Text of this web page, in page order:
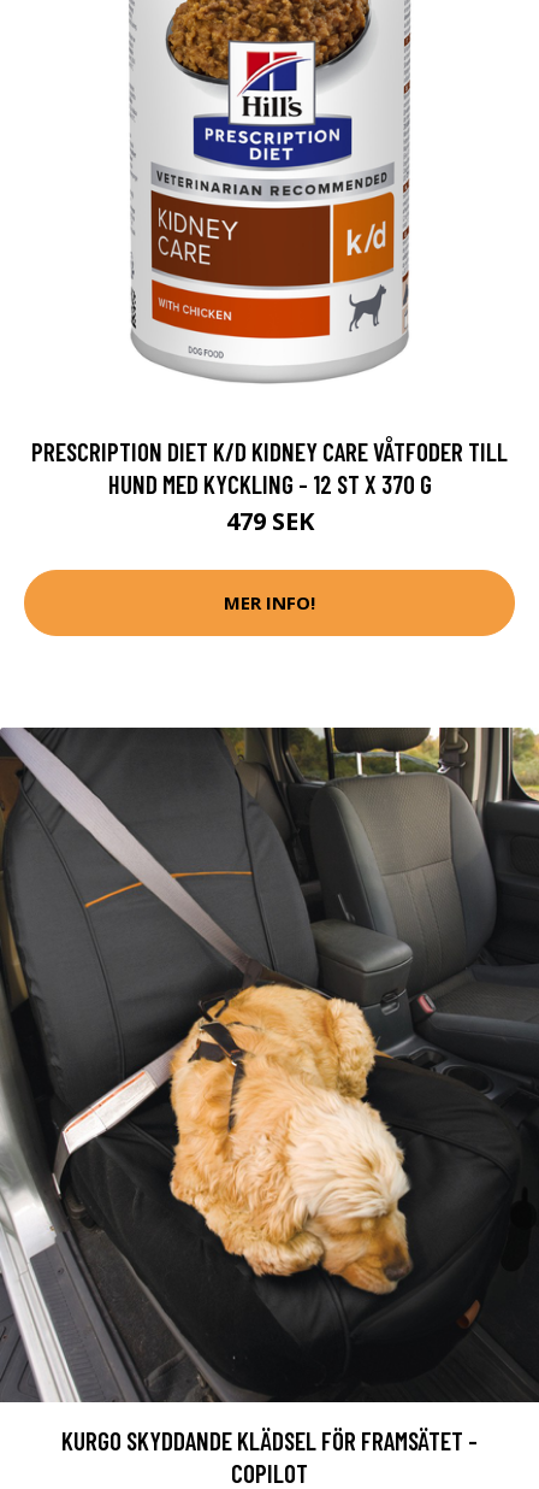
PRESCRIPTION DIET K/D KIDNEY CARE VÅTFODER TILL
HUND MED KYCKLING - 12 ST X 370 G
479 SEK
MER INFO!
KURGO SKYDDANDE KLÄDSEL FÖR FRAMSÄTET -
COPILOT